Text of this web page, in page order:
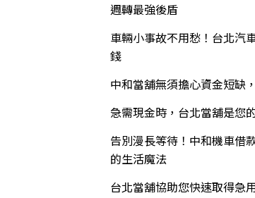
週轉最強後盾
車輛小事故不用愁！台北汽
錢
中和當舖無須擔心資金短缺
急需現金時，台北當舖是您
告別漫長等待！中和機車借
的生活魔法
台北當舖協助您快速取得急